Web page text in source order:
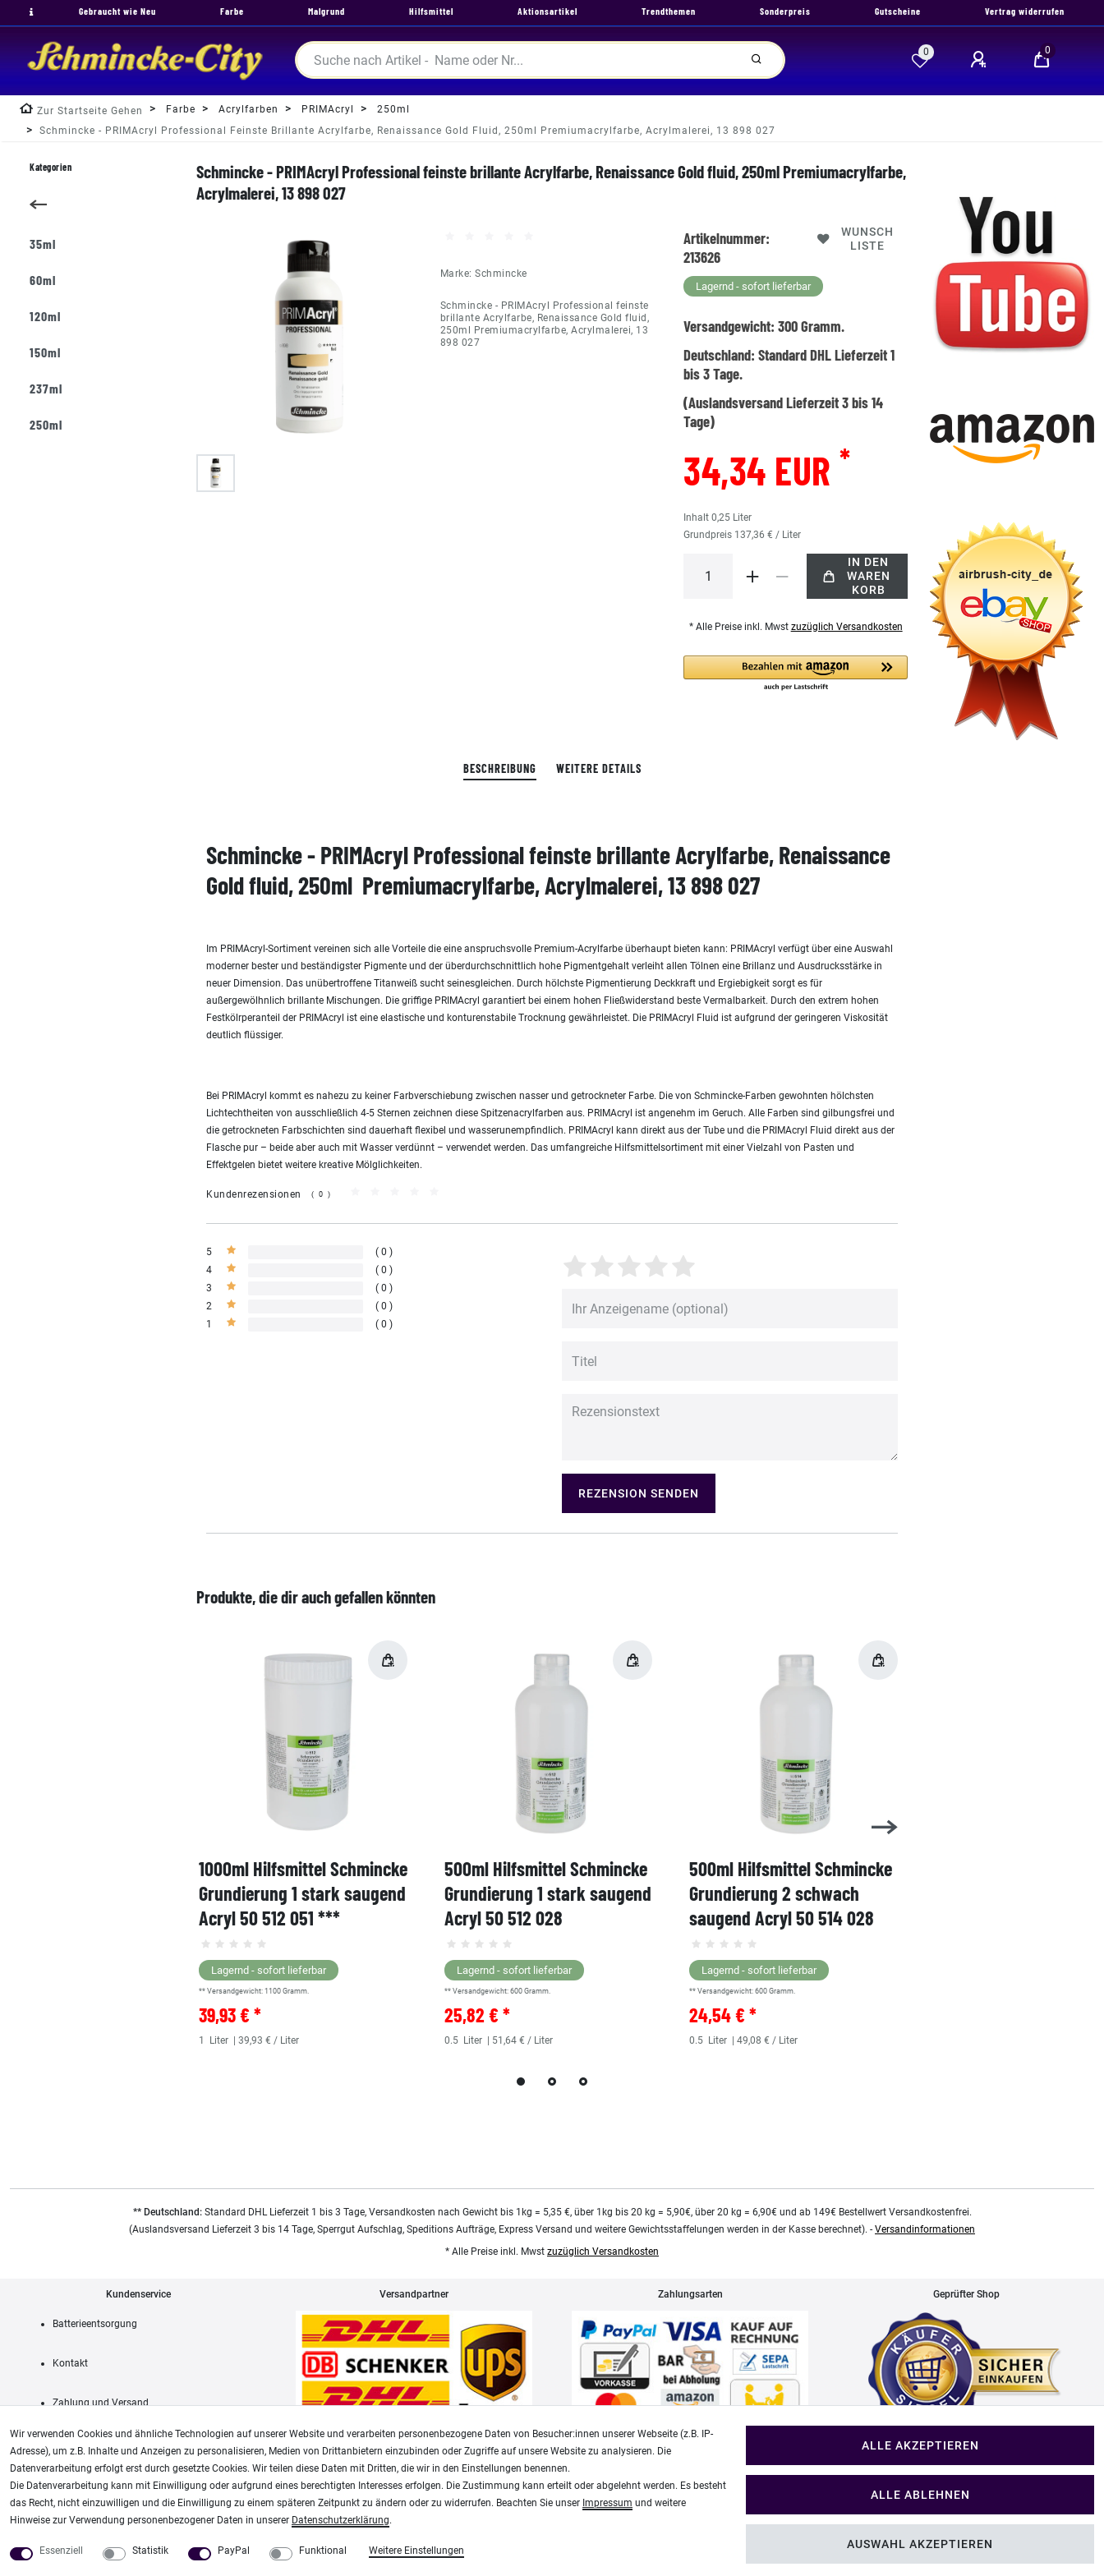
Gebraucht wie Neu Farbe Malgrund Hilfsmittel Aktionsartikel Trendthemen Sonderpreis Gutscheine Vertrag widerrufen
0 0
Zur Startseite Gehen Farbe Acrylfarben PRIMAcryl
250ml
Schmincke - PRIMAcryl Professional Feinste Brillante Acrylfarbe, Renaissance Gold Fluid, 250ml Premiumacrylfarbe, Acrylmalerei, 13 898 027
Schmincke - PRIMAcryl Professional feinste brillante Acrylfarbe, Renaissance Gold fluid, 250ml Premiumacrylfarbe,
Acrylmalerei, 13 898 027
Marke:Schmincke
Schmincke - PRIMAcryl Professional feinste
brillante Acrylfarbe, Renaissance Gold fluid,
250ml Premiumacrylfarbe, Acrylmalerei, 13
898 027
Artikelnummer:
213626
WUNSCH
LISTE
Lagernd - sofort lieferbar
Versandgewicht:300Gramm.
Deutschland:Standard DHL Lieferzeit 1
bis 3 Tage.
(Auslandsversand Lieferzeit 3 bis 14
Tage)
34,34 EUR*
Inhalt0,25 Liter
Grundpreis 137,36 € / Liter
IN DEN
WAREN
KORB
* Alle Preise inkl. Mwst zuzüglich Versandkosten
BESCHREIBUNG WEITERE DETAILS
Schmincke - PRIMAcryl Professional feinste brillante Acrylfarbe, Renaissance
Gold fluid, 250ml Premiumacrylfarbe, Acrylmalerei, 13 898 027
Im PRIMAcryl-Sortiment vereinen sich alle Vorteile die eine anspruchsvolle Premium-Acrylfarbe überhaupt bieten kann: PRIMAcryl verfügt über eine Auswahl
moderner bester und beständigster Pigmente und der überdurchschnittlich hohe Pigmentgehalt verleiht allen Tölnen eine Brillanz und Ausdrucksstärke in
neuer Dimension. Das unübertroffene Titanweiß sucht seinesgleichen. Durch hölchste Pigmentierung Deckkraft und Ergiebigkeit sorgt es für
außergewölhnlich brillante Mischungen. Die griffige PRIMAcryl garantiert bei einem hohen Fließwiderstand beste Vermalbarkeit. Durch den extrem hohen
Festkölrperanteil der PRIMAcryl ist eine elastische und konturenstabile Trocknung gewährleistet. Die PRIMAcryl Fluid ist aufgrund der geringeren Viskosität
deutlich flüssiger.
Bei PRIMAcryl kommt es nahezu zu keiner Farbverschiebung zwischen nasser und getrockneter Farbe. Die von Schmincke-Farben gewohnten hölchsten
Lichtechtheiten von ausschließlich 4-5 Sternen zeichnen diese Spitzenacrylfarben aus. PRIMAcryl ist angenehm im Geruch. Alle Farben sind gilbungsfrei und
die getrockneten Farbschichten sind dauerhaft flexibel und wasserunempfindlich. PRIMAcryl kann direkt aus der Tube und die PRIMAcryl Fluid direkt aus der
Flasche pur – beide aber auch mit Wasser verdünnt – verwendet werden. Das umfangreiche Hilfsmittelsortiment mit einer Vielzahl von Pasten und
Effektgelen bietet weitere kreative Mölglichkeiten.
Kundenrezensionen (0)
5
0
4
0
3
0
2
0
1
0
REZENSION SENDEN
Produkte, die dir auch gefallen könnten
1000ml Hilfsmittel Schmincke
Grundierung 1 stark saugend
Acryl 50 512 051 ***
Lagernd - sofort lieferbar
** Versandgewicht: 1100 Gramm.
39,93 € *
1 Liter | 39,93 € / Liter
500ml Hilfsmittel Schmincke
Grundierung 1 stark saugend
Acryl 50 512 028
Lagernd - sofort lieferbar
** Versandgewicht: 600 Gramm.
25,82 € *
0.5 Liter | 51,64 € / Liter
500ml Hilfsmittel Schmincke
Grundierung 2 schwach
saugend Acryl 50 514 028
Lagernd - sofort lieferbar
** Versandgewicht:600 Gramm.
24,54 € *
0.5 Liter | 49,08 € / Liter
Kategorien
35ml
60ml
120ml
150ml
237ml
250ml
** Deutschland:Standard DHL Lieferzeit 1 bis 3 Tage, Versandkosten nach Gewicht bis 1kg = 5,35 €, über 1kg bis 20 kg = 5,90€, über 20 kg = 6,90€ und ab 149€ Bestellwert Versandkostenfrei.
(Auslandsversand Lieferzeit 3 bis 14 Tage, Sperrgut Aufschlag, Speditions Aufträge, Express Versand und weitere Gewichtsstaffelungen werden in der Kasse berechnet). - Versandinformationen
* Alle Preise inkl. Mwst zuzüglich Versandkosten
Kundenservice
Batterieentsorgung
Kontakt
Zahlung und Versand
Versandpartner Zahlungsarten Geprüfter Shop
AGB Widerrufsrecht Impressum
Unsere weiteren Shops:
Fachhandel für: Airbrushpistolen, Kompressoren, Airbrushfarben Modellbau Shop
Im Shop Kaufen
Wir verwenden Cookies und ähnliche Technologien auf unserer Website und verarbeiten personenbezogene Daten von Besucher:innen unserer Webseite (z.B. IP-
Adresse), um z.B. Inhalte und Anzeigen zu personalisieren, Medien von Drittanbietern einzubinden oder Zugriffe auf unsere Website zu analysieren. Die
Datenverarbeitung erfolgt erst durch gesetzte Cookies. Wir teilen diese Daten mit Dritten, die wir in den Einstellungen benennen.
Die Datenverarbeitung kann mit Einwilligung oder aufgrund eines berechtigten Interesses erfolgen. Die Zustimmung kann erteilt oder abgelehnt werden. Es besteht
das Recht, nicht einzuwilligen und die Einwilligung zu einem späteren Zeitpunkt zu ändern oder zu widerrufen. Beachten Sie unser Impressum und weitere
Hinweise zur Verwendung personenbezogener Daten in unserer Daten­schutz­erklärung.
Essenziell Statistik PayPal Funktional Weitere Einstellungen
ALLE AKZEPTIEREN
ALLE ABLEHNEN
AUSWAHL AKZEPTIEREN